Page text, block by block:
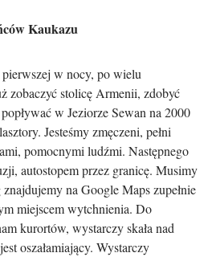
Kaukazu
w nocy, po wielu
zobaczyć stolicę Armenii, zdobyć
w Jeziorze Sewan na 2000
Jesteśmy zmęczeni, pełni
pomocnymi ludźmi. Następnego
autostopem przez granicę. Musimy
na Google Maps zupełnie
miejscem wytchnienia. Do
kurortów, wystarczy skała nad
oszałamiający. Wystarczy